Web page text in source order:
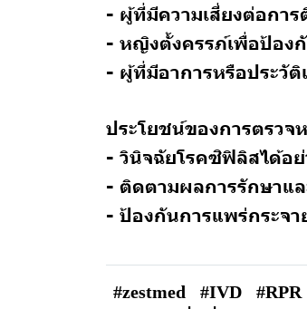
- ผู้ที่มีความเสี่ยงต่อกา
- หญิงตั้งครรภ์เพื่อป้อง
- ผู้ที่มีอาการหรือประวัติ
ประโยชน์ของการตรวจ
- วินิจฉัยโรคซิฟิลิสได้อ
- ติดตามผลการรักษาแล
- ป้องกันการแพร่กระจ
#zestmed #IVD #RPR